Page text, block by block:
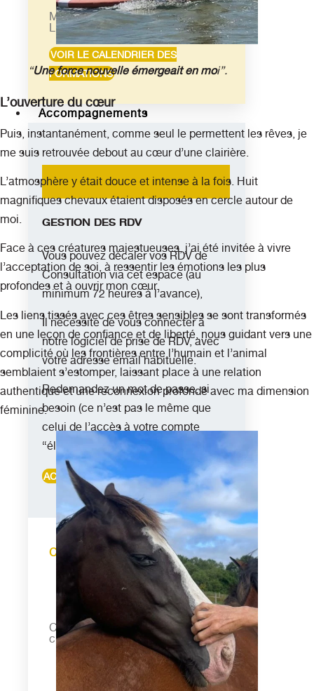
Materiel Feng Shui
Librairie
VOIR LE CALENDRIER DES
FORMATIONS
Accompagnements
GESTION DES RDV
Vous pouvez décaler vos RDV de
Consultation via cet espace (au
minimum 72 heures à l’avance),
Il nécessite de vous connecter à
notre logiciel de prise de RDV, avec
votre adresse email habituelle.
Redemandez un mot de passe, si
besoin (ce n’est pas le même que
celui de l’accès à votre compte
“éleve”).
ACCES ESPACE RDV
Consultations
ARTS
Consultations BaZi – Astrologie
chinoise
HABITAT
SAIN
“Une force nouvelle émergeait en moi”.
L’ouverture du cœur
Puis, instantanément, comme seul le permettent les rêves, je
me suis retrouvée debout au cœur d’une clairière.
L’atmosphère y était douce et intense à la fois. Huit
magnifiques chevaux étaient disposés en cercle autour de
moi.
Face à ces créatures majestueuses, j’ai été invitée à vivre
l’acceptation de soi, à ressentir les émotions les plus
profondes et à ouvrir mon cœur.
Les liens tissés avec ces êtres sensibles se sont transformés
en une leçon de confiance et de liberté, nous guidant vers une
complicité où les frontières entre l’humain et l’animal
semblaient s’estomper, laissant place à une relation
authentique et une reconnexion profonde avec ma dimension
féminine.